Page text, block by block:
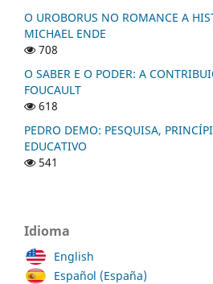
O UROBORUS NO ROMANCE A
MICHAEL ENDE
708
O SABER E O PODER: A
FOUCAULT
618
PEDRO DEMO: PESQUISA,
EDUCATIVO
541
Idioma
English
Español (España)